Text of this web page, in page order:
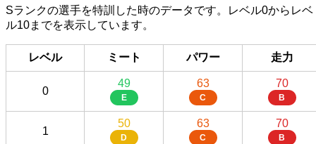
Sランクの選手を特訓した時のデータです。レベル0からレベ
ル10までを表示しています。
レベル ミート パワー 走力
0
49
E
63
C
70
B
1
50
D
63
C
70
B